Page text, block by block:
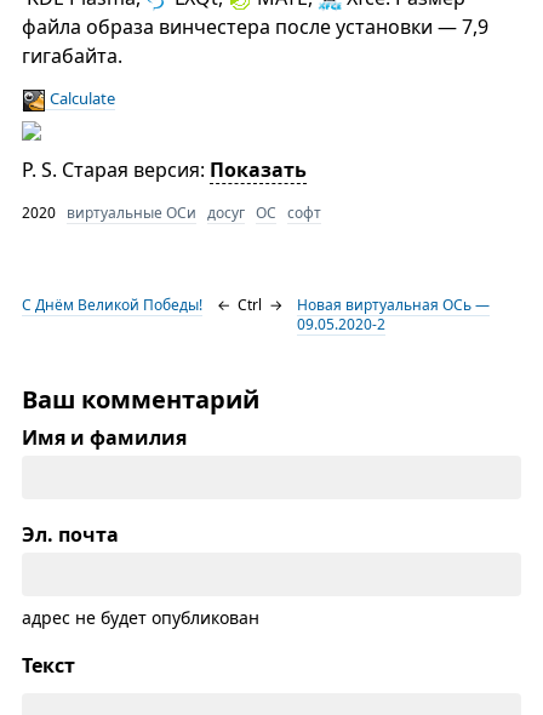
файла образа винчестера после установки — 7,9
гигабайта.
Calculate
P. S. Старая версия: Показать
2020 виртуальные ОСи досуг ОС софт
С Днём Великой Победы! ← Ctrl →
Новая виртуальная ОСь —
09.05.2020-2
Ваш комментарий
Имя и фамилия
Эл. почта
адрес не будет опубликован
Текст